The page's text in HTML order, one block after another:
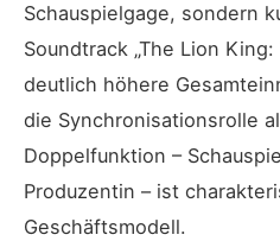
Schauspielgage, sondern
Soundtrack „The Lion
deutlich höhere
die Synchronisationsrolle
Doppelfunktion –
Produzentin – ist
Geschäftsmodell.